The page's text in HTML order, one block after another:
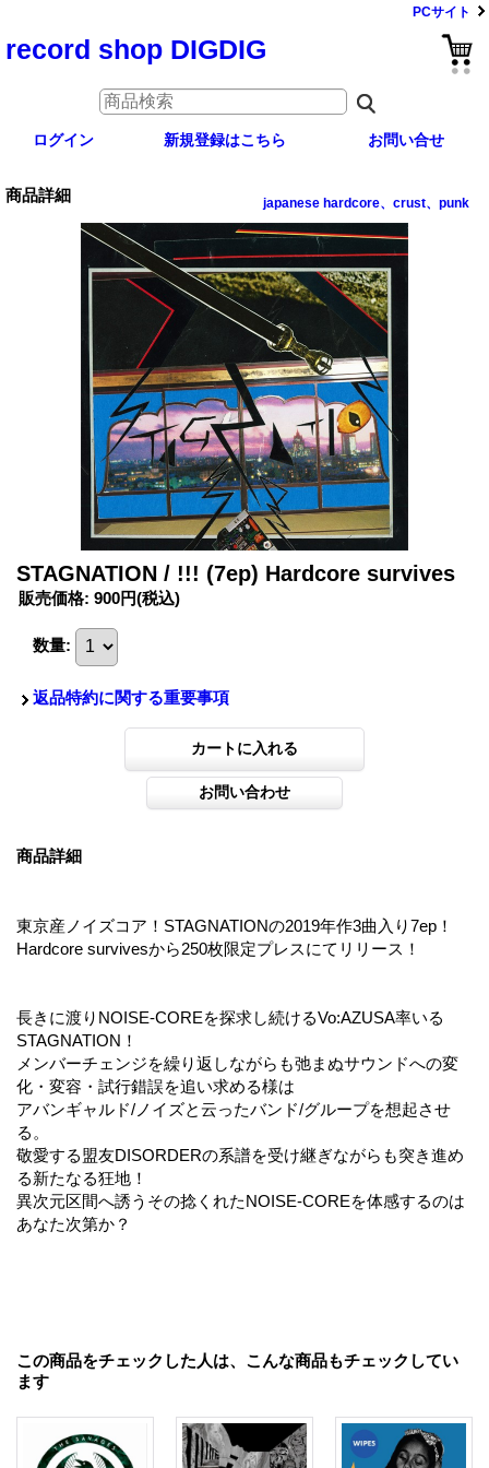
PCサイト
record shop DIGDIG
ログイン 新規登録はこちら お問い合せ
商品詳細 japanese hardcore、crust、punk
STAGNATION / !!! (7ep) Hardcore survives
販売価格: 900円(税込)
数量:
返品特約に関する重要事項
商品詳細
東京産ノイズコア！STAGNATIONの2019年作3曲入り7ep！
Hardcore survivesから250枚限定プレスにてリリース！
長きに渡りNOISE-COREを探求し続けるVo:AZUSA率いる
STAGNATION！
メンバーチェンジを繰り返しながらも弛まぬサウンドへの変
化・変容・試行錯誤を追い求める様は
アバンギャルド/ノイズと云ったバンド/グループを想起させ
る。
敬愛する盟友DISORDERの系譜を受け継ぎながらも突き進め
る新たなる狂地！
異次元区間へ誘うその捻くれたNOISE-COREを体感するのは
あなた次第か？
この商品をチェックした人は、こんな商品もチェックしてい
ます